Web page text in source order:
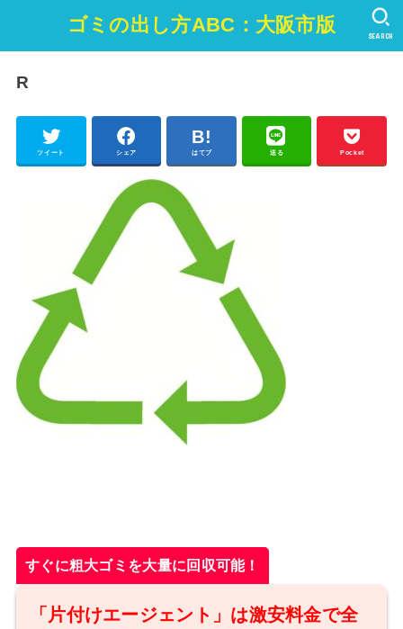
ゴミの出し方ABC：大阪市版 SEARCH
R
ツイート シェア はてブ 送る Pocket
すぐに粗大ゴミを大量に回収可能！
「片付けエージェント」は激安料金で全